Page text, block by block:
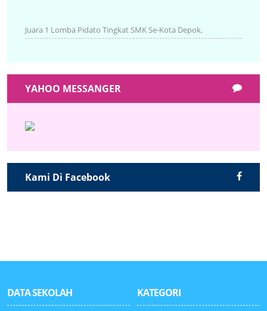
Juara 1 Lomba Pidato Tingkat SMK Se-Kota Depok,
YAHOO MESSANGER
Kami Di Facebook
DATA SEKOLAH KATEGORI